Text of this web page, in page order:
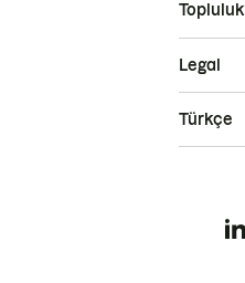
Topluluk
Legal
Türkçe